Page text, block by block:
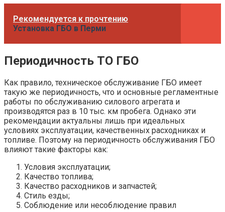
Рекомендуется к прочтению
Установка ГБО в Перми
Периодичность ТО ГБО
Как правило, техническое обслуживание ГБО имеет
такую же периодичность, что и основные регламентные
работы по обслуживанию силового агрегата и
производятся раз в 10 тыс. км пробега. Однако эти
рекомендации актуальны лишь при идеальных
условиях эксплуатации, качественных расходниках и
топливе. Поэтому на периодичность обслуживания ГБО
влияют такие факторы как:
Условия эксплуатации;
Качество топлива;
Качество расходников и запчастей;
Стиль езды;
Соблюдение или несоблюдение правил